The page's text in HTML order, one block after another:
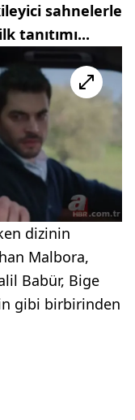
sahnelerle
tanıtımı...
dizinin
Malbora,
Babür, Bige
gibi birbirinden